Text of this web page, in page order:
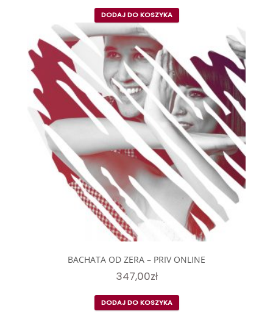
DODAJ DO KOSZYKA
BACHATA OD ZERA – PRIV ONLINE
347,00zł
DODAJ DO KOSZYKA